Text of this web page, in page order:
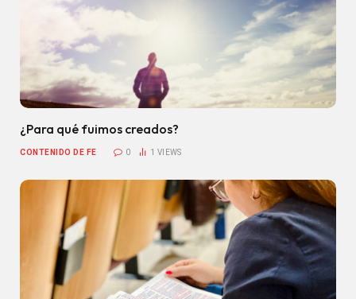
¿Para qué fuimos creados?
CONTENIDO DE FE 0 1VIEWS